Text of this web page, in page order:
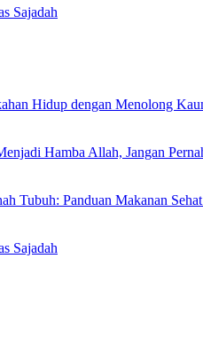
Sajadah
Hidup dengan Menolong
Hamba Allah, Jangan
Tubuh: Panduan Makanan
Sajadah